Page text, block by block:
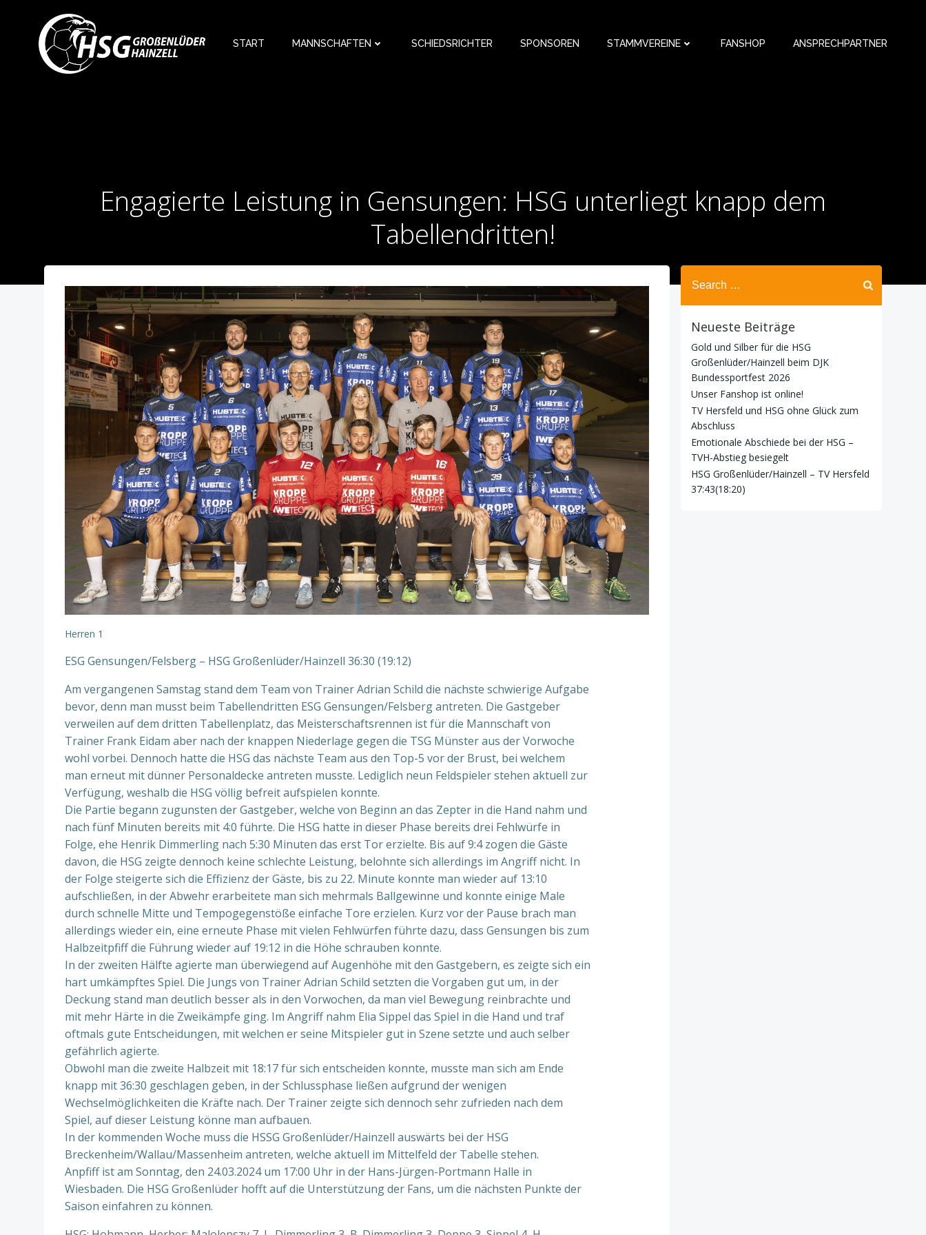
springen
START MANNSCHAFTEN SCHIEDSRICHTER SPONSOREN STAMMVEREINE FANSHOP ANSPRECHPARTNER
Engagierte Leistung in Gensungen: HSG unterliegt knapp dem
Tabellendritten!
Herren 1
ESG Gensungen/Felsberg – HSG Großenlüder/Hainzell 36:30 (19:12)
Am vergangenen Samstag stand dem Team von Trainer Adrian Schild die nächste schwierige Aufgabe
bevor, denn man musst beim Tabellendritten ESG Gensungen/Felsberg antreten. Die Gastgeber
verweilen auf dem dritten Tabellenplatz, das Meisterschaftsrennen ist für die Mannschaft von
Trainer Frank Eidam aber nach der knappen Niederlage gegen die TSG Münster aus der Vorwoche
wohl vorbei. Dennoch hatte die HSG das nächste Team aus den Top-5 vor der Brust, bei welchem
man erneut mit dünner Personaldecke antreten musste. Lediglich neun Feldspieler stehen aktuell zur
Verfügung, weshalb die HSG völlig befreit aufspielen konnte.
Die Partie begann zugunsten der Gastgeber, welche von Beginn an das Zepter in die Hand nahm und
nach fünf Minuten bereits mit 4:0 führte. Die HSG hatte in dieser Phase bereits drei Fehlwürfe in
Folge, ehe Henrik Dimmerling nach 5:30 Minuten das erst Tor erzielte. Bis auf 9:4 zogen die Gäste
davon, die HSG zeigte dennoch keine schlechte Leistung, belohnte sich allerdings im Angriff nicht. In
der Folge steigerte sich die Effizienz der Gäste, bis zu 22. Minute konnte man wieder auf 13:10
aufschließen, in der Abwehr erarbeitete man sich mehrmals Ballgewinne und konnte einige Male
durch schnelle Mitte und Tempogegenstöße einfache Tore erzielen. Kurz vor der Pause brach man
allerdings wieder ein, eine erneute Phase mit vielen Fehlwürfen führte dazu, dass Gensungen bis zum
Halbzeitpfiff die Führung wieder auf 19:12 in die Höhe schrauben konnte.
In der zweiten Hälfte agierte man überwiegend auf Augenhöhe mit den Gastgebern, es zeigte sich ein
hart umkämpftes Spiel. Die Jungs von Trainer Adrian Schild setzten die Vorgaben gut um, in der
Deckung stand man deutlich besser als in den Vorwochen, da man viel Bewegung reinbrachte und
mit mehr Härte in die Zweikämpfe ging. Im Angriff nahm Elia Sippel das Spiel in die Hand und traf
oftmals gute Entscheidungen, mit welchen er seine Mitspieler gut in Szene setzte und auch selber
gefährlich agierte.
Obwohl man die zweite Halbzeit mit 18:17 für sich entscheiden konnte, musste man sich am Ende
knapp mit 36:30 geschlagen geben, in der Schlussphase ließen aufgrund der wenigen
Wechselmöglichkeiten die Kräfte nach. Der Trainer zeigte sich dennoch sehr zufrieden nach dem
Spiel, auf dieser Leistung könne man aufbauen.
In der kommenden Woche muss die HSSG Großenlüder/Hainzell auswärts bei der HSG
Breckenheim/Wallau/Massenheim antreten, welche aktuell im Mittelfeld der Tabelle stehen.
Anpfiff ist am Sonntag, den 24.03.2024 um 17:00 Uhr in der Hans-Jürgen-Portmann Halle in
Wiesbaden. Die HSG Großenlüder hofft auf die Unterstützung der Fans, um die nächsten Punkte der
Saison einfahren zu können.
Search
for:
Neueste Beiträge
Gold und Silber für die HSG
Großenlüder/Hainzell beim DJK
Bundessportfest 2026
Unser Fanshop ist online!
TV Hersfeld und HSG ohne Glück zum
Abschluss
Emotionale Abschiede bei der HSG –
TVH-Abstieg besiegelt
HSG Großenlüder/Hainzell – TV Hersfeld
37:43(18:20)